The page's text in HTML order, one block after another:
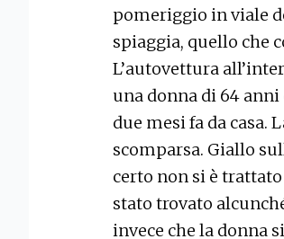
pomeriggio in viale
spiaggia, quello che
L’autovettura
una donna di 64 anni
due mesi fa da casa.
scomparsa. Giallo
certo non si è
stato trovato
invece che la donna